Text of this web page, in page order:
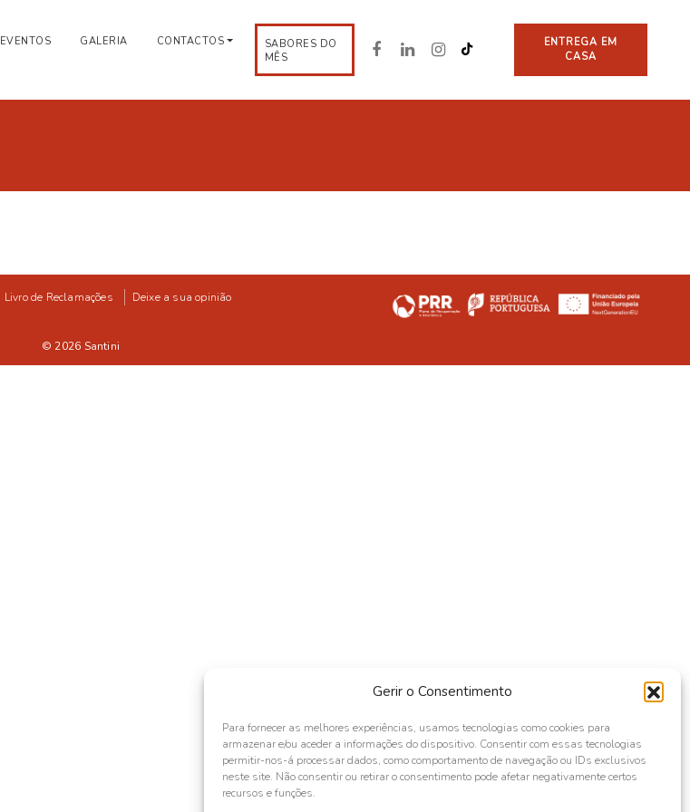
Gerir o Consentimento
Para fornecer as melhores experiências, usamos tecnologias como cookies para
armazenar e/ou aceder a informações do dispositivo. Consentir com essas tecnologias
permitir-nos-á processar dados, como comportamento de navegação ou IDs exclusivos
neste site. Não consentir ou retirar o consentimento pode afetar negativamente certos
recursos e funções.
EVENTOS GALERIA CONTACTOS
SABORES DO
MÊS
ENTREGA EM
CASA
Livro de Reclamações Deixe a sua opinião
© 2026 Santini